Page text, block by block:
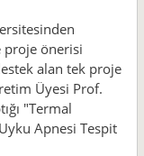
proje önerisi
alan tek proje
Üyesi Prof.
"Termal
Apnesi Tespit